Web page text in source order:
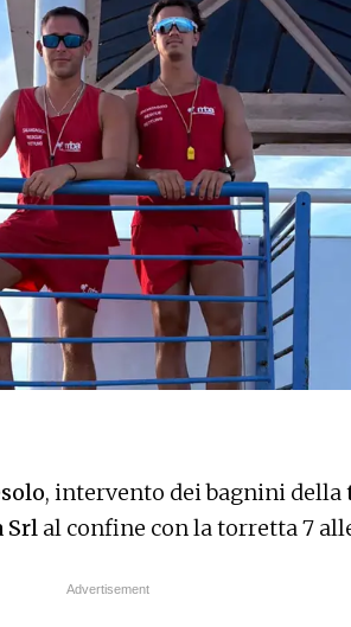
, intervento dei bagnini della
Srl al confine con la torretta 7